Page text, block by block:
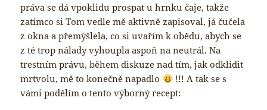
práva se dá vpoklidu prospat u hrnku čaje, takže
zatímco si Tom vedle mě aktivně zapisoval, já čučela
z okna a přemýšlela, co si uvařím k obědu, abych se
z té trop nálady vyhoupla aspoň na neutrál. Na
trestním právu, během diskuze nad tím, jak odklidit
mrtvolu, mě to konečně napadlo
!!! A tak se s
vámi podělím o tento výborný recept: